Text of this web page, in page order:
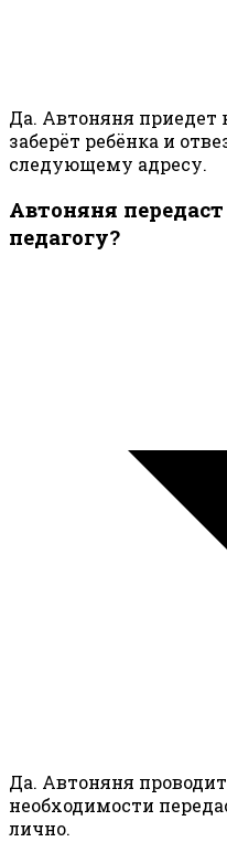
Да. Автоняня приедет
заберёт ребёнка и
следующему адресу.
Автоняня
педагогу?
Да. Автоняня
необходимости
лично.